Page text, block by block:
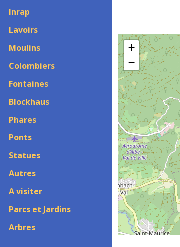
Inrap
Lavoirs
Moulins
Colombiers
Fontaines
Blockhaus
Phares
Ponts
Statues
Autres
A visiter
Parcs et Jardins
Arbres
+
−